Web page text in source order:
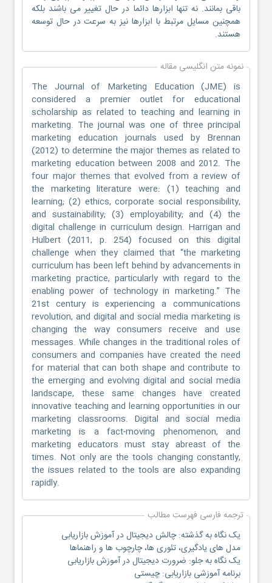
باقی بمانند. نه تنها ابزارها دائما در حال تغییر می باشند بلکه
همچنین مسایل مرتبط با ابزارها نیز به سرعت در حال توسعه
هستند.
نمونه متن انگلیسی مقاله
The Journal of Marketing Education (JME) is
considered a premier outlet for educational
scholarship as related to teaching and learning in
marketing. The journal was one of three principal
marketing education journals used by Brennan
(2012) to determine the major themes as related to
marketing education between 2008 and 2012. The
four major themes that evolved from a review of
the marketing literature were: (1) teaching and
learning; (2) ethics, corporate social responsibility,
and sustainability; (3) employability; and (4) the
digital challenge in curriculum design. Harrigan and
Hulbert (2011, p. 254) focused on this digital
challenge when they claimed that “the marketing
curriculum has been left behind by advancements in
marketing practice, particularly with regard to the
enabling power of technology in marketing.” The
21st century is experiencing a communications
revolution, and digital and social media marketing is
changing the way consumers receive and use
messages. While changes in the traditional roles of
consumers and companies have created the need
for material that can both shape and contribute to
the emerging and evolving digital and social media
landscape, these same changes have created
innovative teaching and learning opportunities in our
marketing classrooms. Digital and social media
marketing is a fact-moving phenomenon, and
marketing educators must stay abreast of the
times. Not only are the tools changing constantly,
the issues related to the tools are also expanding
rapidly.
ترجمه فارسی فهرست مطالب
یک نگاه به گذشته: چالش دیجیتال در آموزش بازاریابی
مدل های یادگیری، تئوری ها، چارچوب ها و راهنماها
یک نگاه به جلو: ضرورت دیجیتال در آموزش بازاریابی
برنامه آموزشی بازاریابی: چیستی